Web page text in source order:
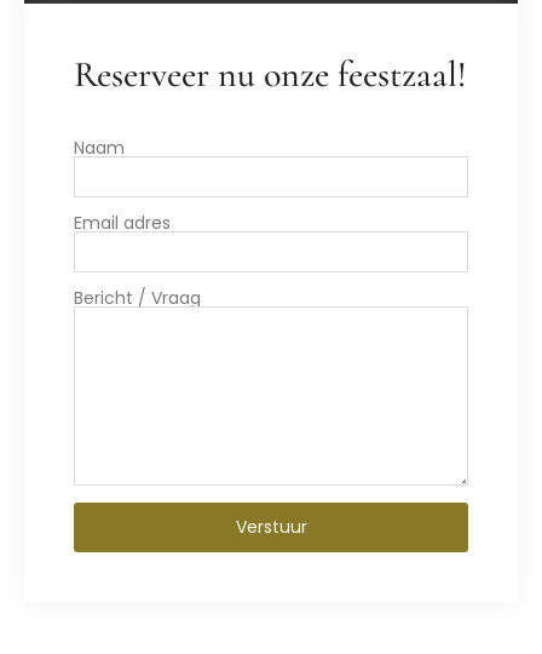
Reserveer nu onze feestzaal!
Naam
Email adres
Bericht / Vraag
Verstuur